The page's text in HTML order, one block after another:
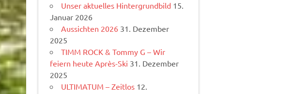
Unser aktuelles Hintergrundbild 15.
Januar 2026
Aussichten 2026 31. Dezember
2025
TIMM ROCK & Tommy G – Wir
feiern heute Après-Ski 31. Dezember
2025
ULTIMATUM – Zeitlos 12.